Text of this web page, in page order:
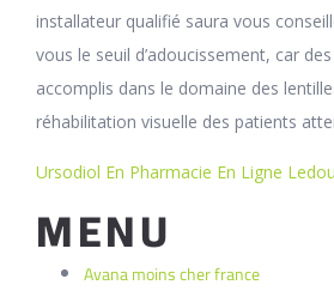
installateur qualifié saura vous
vous le seuil d’adoucissement, car
accomplis dans le domaine des
réhabilitation visuelle des patients
Ursodiol En Pharmacie En Ligne
MENU
Avana moins cher france